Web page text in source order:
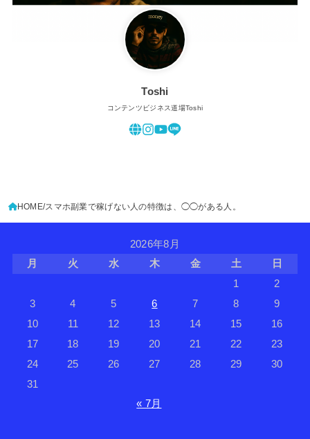
Toshi
コンテンツビジネス道場Toshi
HOME スマホ副業で稼げない人の特徴は、◯◯がある人。
2026年8月
月
火 水 木 金 土
日
1
2
3
4 5 6 7 8
9
10
11 12 13 14 15
16
17
18 19 20 21 22
23
24
25 26 27 28 29
30
31
« 7月